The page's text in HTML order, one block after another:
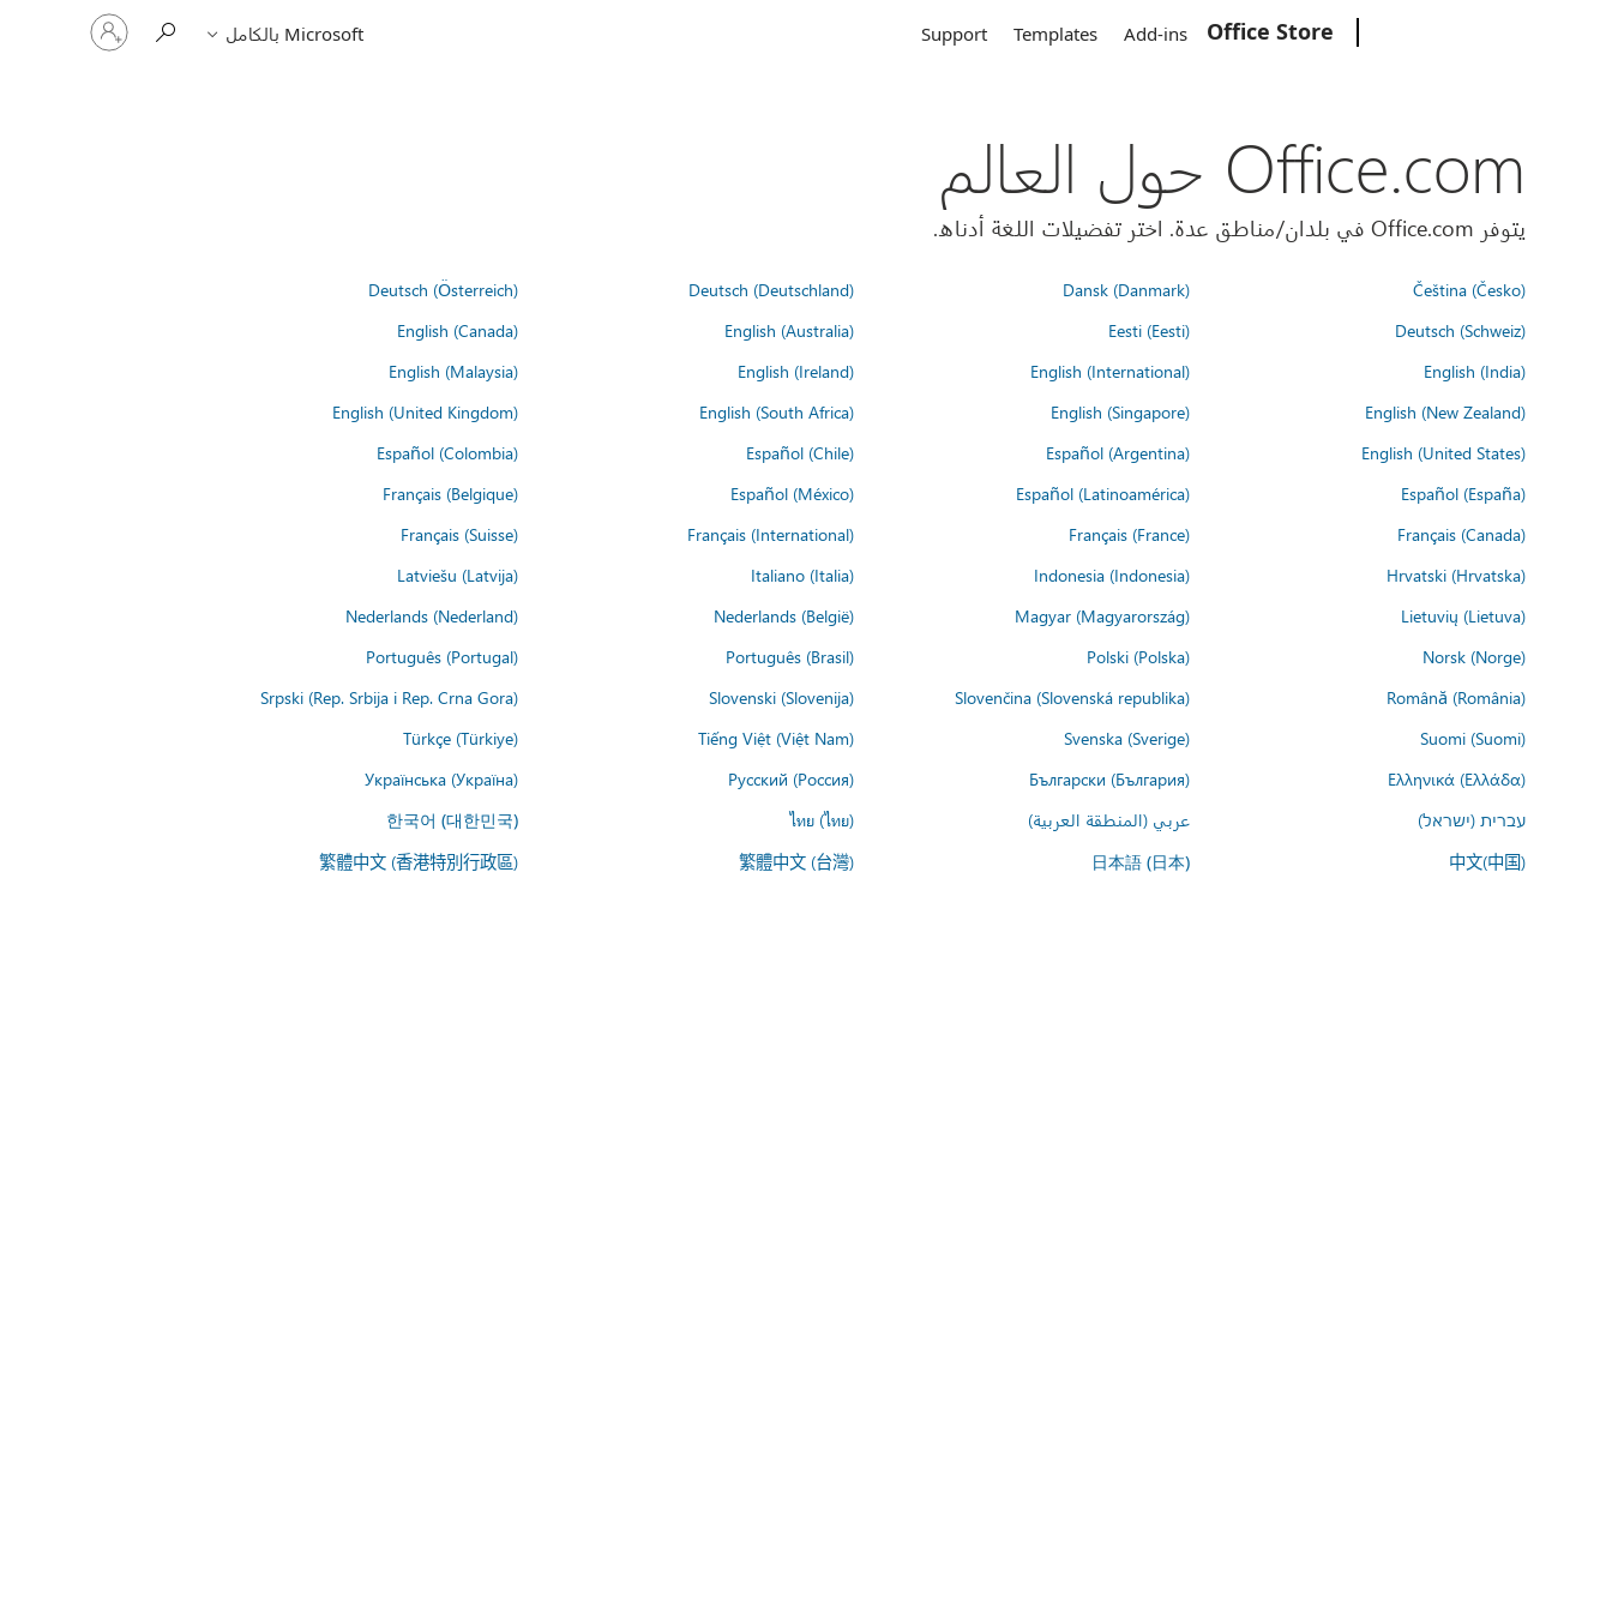
Office Store
Add-ins
Templates
Support Microsoft بالكامل
تسجيل
الدخول
إلى
Office.com حول العالم
يتوفر Office.com في بلدان/مناطق عدة. اختر تفضيلات اللغة أدناه.
Čeština (Česko)
Dansk (Danmark)
Deutsch (Deutschland)
Deutsch (Österreich)
Deutsch (Schweiz)
Eesti (Eesti)
English (Australia)
English (Canada)
English (India)
English (International)
English (Ireland)
English (Malaysia)
English (New Zealand)
English (Singapore)
English (South Africa)
English (United Kingdom)
English (United States)
Español (Argentina)
Español (Chile)
Español (Colombia)
Español (España)
Español (Latinoamérica)
Español (México)
Français (Belgique)
Français (Canada)
Français (France)
Français (International)
Français (Suisse)
Hrvatski (Hrvatska)
Indonesia (Indonesia)
Italiano (Italia)
Latviešu (Latvija)
Lietuvių (Lietuva)
Magyar (Magyarország)
Nederlands (België)
Nederlands (Nederland)
Norsk (Norge)
Polski (Polska)
Português (Brasil)
Português (Portugal)
Română (România)
Slovenčina (Slovenská republika)
Slovenski (Slovenija)
Srpski (Rep. Srbija i Rep. Crna Gora)
Suomi (Suomi)
Svenska (Sverige)
Tiếng Việt (Việt Nam)
Türkçe (Türkiye)
Ελληνικά (Ελλάδα)
Български (България)
Русский (Россия)
Українська (Україна)
עברית (ישראל)
عربي (المنطقة العربية) ไทย (ไทย)
한국어 (대한민국)
中文(中国)
日本語 (日本)
繁體中文 (台灣)
繁體中文 (香港特別行政區)